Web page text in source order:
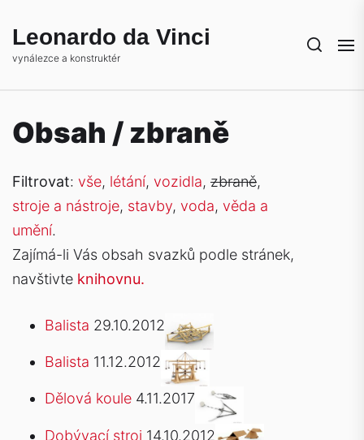
theLeonardo da Vinci
vynálezce a konstruktér
Obsah / zbraně
Filtrovat: vše, létání, vozidla, zbraně,
stroje a nástroje, stavby, voda, věda a
umění.
Zajímá-li Vás obsah svazků podle stránek,
navštivte knihovnu.
Balista 29.10.2012
Balista 11.12.2012
Dělová koule 4.11.2017
Dobývací stroj 14.10.2012